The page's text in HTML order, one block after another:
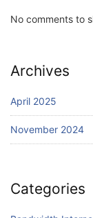
No comments to
Archives
April 2025
November 2024
Categories